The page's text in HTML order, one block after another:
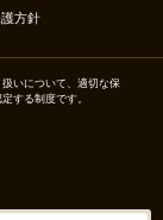
方針
いについて、適切な保
する制度です。